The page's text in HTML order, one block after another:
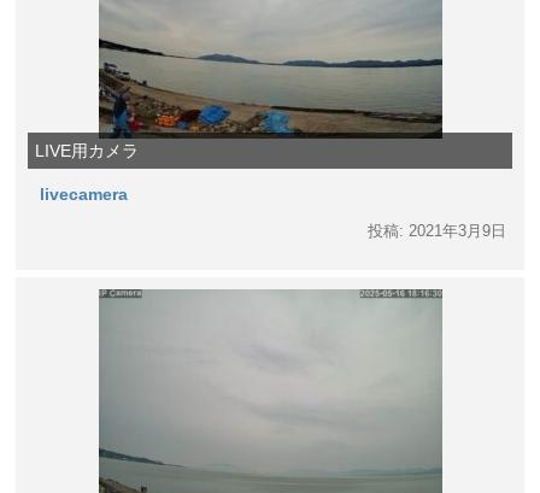
LIVE用カメラ
livecamera
投稿: 2021年3月9日